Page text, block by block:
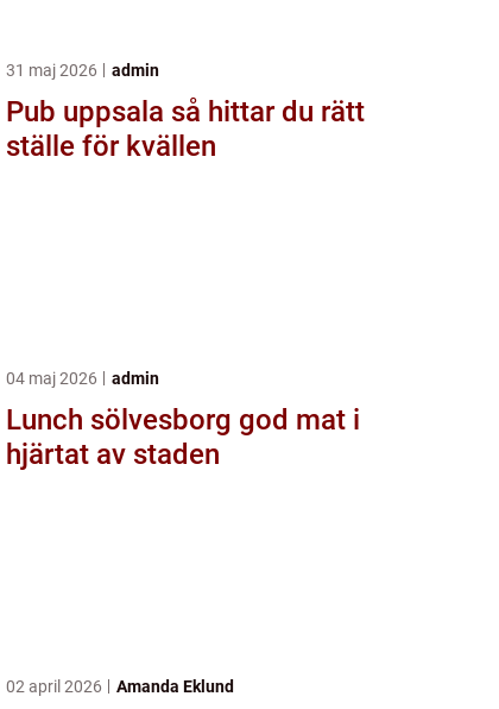
31 maj 2026 admin
Pub uppsala så hittar du rätt
ställe för kvällen
04 maj 2026 admin
Lunch sölvesborg god mat i
hjärtat av staden
02 april 2026 Amanda Eklund